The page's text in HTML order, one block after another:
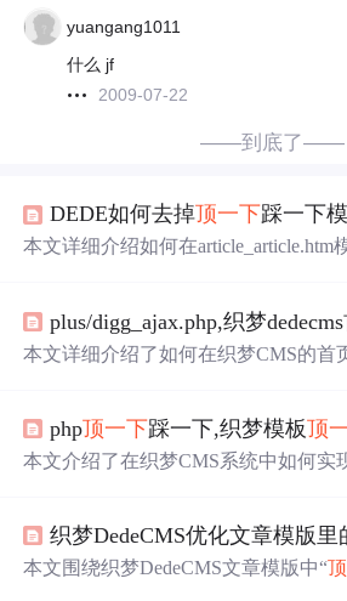
yuangang1011
什么 jf
2009-07-22
——到底了——
DEDE如何去掉顶一下踩一下
本文详细介绍如何在article_article.htm
plus/digg_ajax.php,织梦
本文详细介绍了如何在织梦CMS的首
式示例和实际应用的DEDE标签代码
php顶一下踩一下,织梦模板顶
本文介绍了在织梦CMS系统中如何实
的JS代码和织梦标签，帮助用户实现
提供了默认代码示例供参考。
织梦DedeCMS优化文章模版里
本文围绕织梦DedeCMS文章模版中“